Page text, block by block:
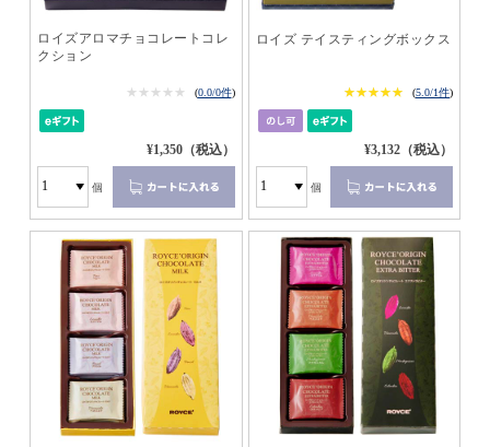
ロイズアロマチョコレートコレ
クション
★★★★★
★★★★★ (0.0/0件)
¥1,350（税込）
個
ロイズ テイスティングボックス
★★★★★
★★★★★ (5.0/1件)
¥3,132（税込）
個